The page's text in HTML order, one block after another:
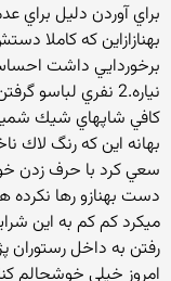
براي آوردن دليل براي
بهنازازاين كه كاملا
برخوردايي داشت
نياره.2 نفري
كافي شاپهاي شيك
بهانه اين كه رنگ لاك
سعي كرد با حرف زدن
دست بهنازو رها
ميكرد كم كم به اين
امروز خيلي خوشحالم